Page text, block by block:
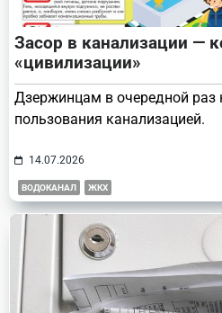
Засор в канализации —
«цивилизации»
Дзержинцам в очередной раз
пользования канализацией.
14.07.2026
ВОДОКАНАЛ ЖКХ